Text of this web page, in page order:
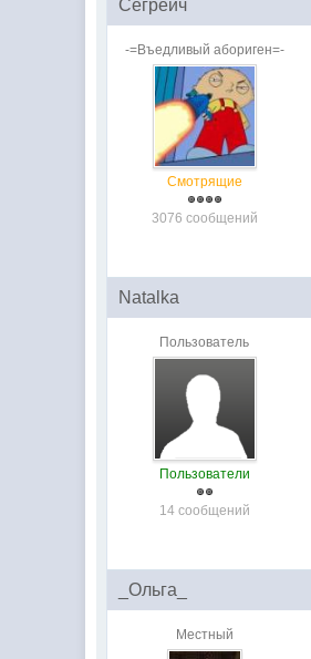
Сегреич
-=Въедливый абориген=-
Смотрящие
3076 сообщений
Natalka
Пользователь
Пользователи
14 сообщений
_Ольга_
Местный